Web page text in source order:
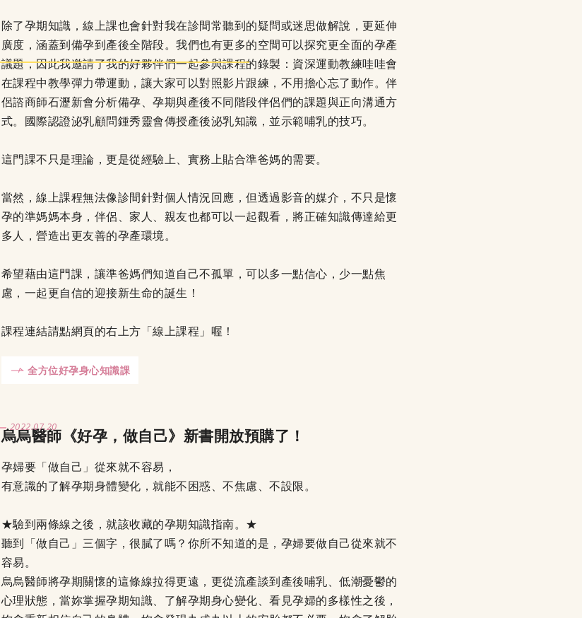
除了孕期知識，線上課也會針對我在診間常聽到的疑問或迷思做解說，更延伸
廣度，涵蓋到備孕到產後全階段。我們也有更多的空間可以探究更全面的孕產
議題，因此我邀請了我的好夥伴們一起參與課程的錄製：資深運動教練哇哇會
在課程中教學彈力帶運動，讓大家可以對照影片跟練，不用擔心忘了動作。伴
侶諮商師石瀝新會分析備孕、孕期與產後不同階段伴侶們的課題與正向溝通方
式。國際認證泌乳顧問鍾秀靈會傳授產後泌乳知識，並示範哺乳的技巧。
這門課不只是理論，更是從經驗上、實務上貼合準爸媽的需要。
當然，線上課程無法像診間針對個人情況回應，但透過影音的媒介，不只是懷
孕的準媽媽本身，伴侶、家人、親友也都可以一起觀看，將正確知識傳達給更
多人，營造出更友善的孕產環境。
希望藉由這門課，讓準爸媽們知道自己不孤單，可以多一點信心，少一點焦
慮，一起更自信的迎接新生命的誕生！
課程連結請點網頁的右上方「線上課程」喔！
全方位好孕身心知識課
2022.07.20
烏烏醫師《好孕，做自己》新書開放預購了！
孕婦要「做自己」從來就不容易，
有意識的了解孕期身體變化，就能不困惑、不焦慮、不設限。
★驗到兩條線之後，就該收藏的孕期知識指南。★
聽到「做自己」三個字，很膩了嗎？你所不知道的是，孕婦要做自己從來就不
容易。
烏烏醫師將孕期關懷的這條線拉得更遠，更從流產談到產後哺乳、低潮憂鬱的
心理狀態，當妳掌握孕期知識、了解孕期身心變化、看見孕婦的多樣性之後，